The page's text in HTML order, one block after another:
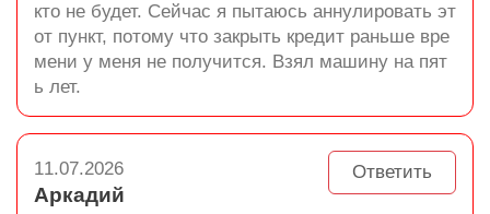
кто не будет. Сейчас я пытаюсь аннулировать эт
от пункт, потому что закрыть кредит раньше вре
мени у меня не получится. Взял машину на пят
ь лет.
Ответить
11.07.2026
Аркадий